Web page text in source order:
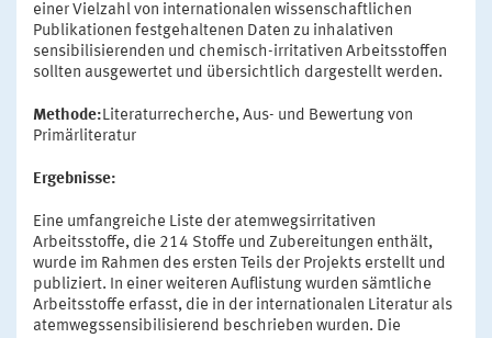
einer Vielzahl von internationalen wissenschaftlichen
Publikationen festgehaltenen Daten zu inhalativen
sensibilisierenden und chemisch-irritativen Arbeitsstoffen
sollten ausgewertet und übersichtlich dargestellt werden.
Methode:Literaturrecherche, Aus- und Bewertung von
Primärliteratur
Ergebnisse:
Eine umfangreiche Liste der atemwegsirritativen
Arbeitsstoffe, die 214 Stoffe und Zubereitungen enthält,
wurde im Rahmen des ersten Teils der Projekts erstellt und
publiziert. In einer weiteren Auflistung wurden sämtliche
Arbeitsstoffe erfasst, die in der internationalen Literatur als
atemwegssensibilisierend beschrieben wurden. Die